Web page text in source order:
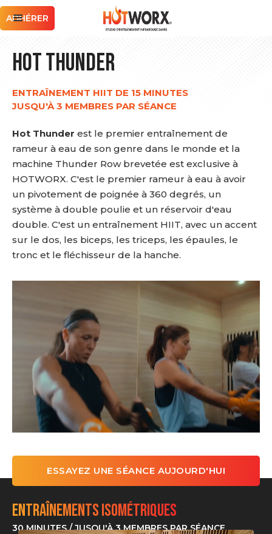
ADHÉRER
Hot Thunder
ENTRAÎNEMENT HIIT DE 15 MINUTES
JUSQU'À 3 MEMBRES PAR SÉANCE
Hot Thunder est le premier entraînement de
rameur à eau de son genre dans le monde et la
machine Thunder Row brevetée est exclusive à
HOTWORX. C'est le premier rameur à eau à avoir
un pivotement de poignée à 360 degrés, un
système à double poulie et un réservoir d'eau
double. C'est un entraînement HIIT, avec un accent
sur le dos, les biceps, les triceps, les épaules, le
tronc et le fléchisseur de la hanche.
ESSAYEZ UNE SÉANCE AUJOURD'HUI
Entraînements isométriques
30 MINUTES / JUSQU'À 3 MEMBRES PAR SÉANCE